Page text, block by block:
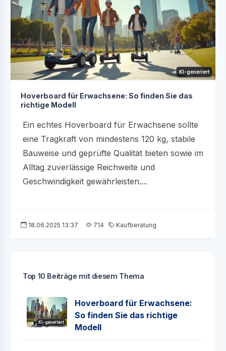
KI-generiert
Hoverboard für Erwachsene: So finden Sie das
richtige Modell
Ein echtes Hoverboard für Erwachsene sollte
eine Tragkraft von mindestens 120 kg, stabile
Bauweise und geprüfte Qualität bieten sowie im
Alltag zuverlässige Reichweite und
Geschwindigkeit gewährleisten....
18.06.2025 13:37 714 Kaufberatung
Top 10 Beiträge mit diesem Thema
KI-generiert
Hoverboard für Erwachsene:
So finden Sie das richtige
Modell